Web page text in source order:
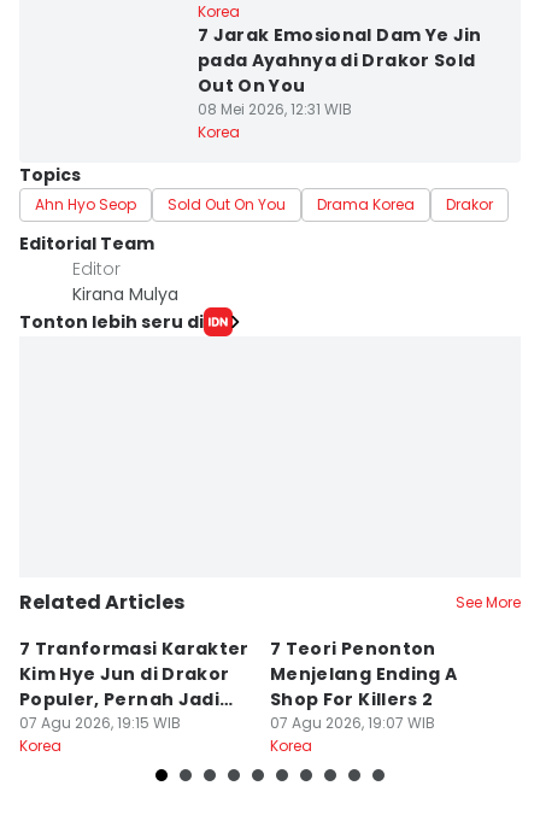
Korea
7 Jarak Emosional Dam Ye Jin
pada Ayahnya di Drakor Sold
Out On You
08 Mei 2026, 12:31 WIB
Korea
Topics
Ahn Hyo Seop Sold Out On You Drama Korea Drakor
Editorial Team
Editor
Kirana Mulya
Tonton lebih seru di
Related Articles See More
7 Tranformasi Karakter
Kim Hye Jun di Drakor
Populer, Pernah Jadi
Ratu
07 Agu 2026, 19:15 WIB
Korea
7 Teori Penonton
Menjelang Ending A
Shop For Killers 2
07 Agu 2026, 19:07 WIB
Korea